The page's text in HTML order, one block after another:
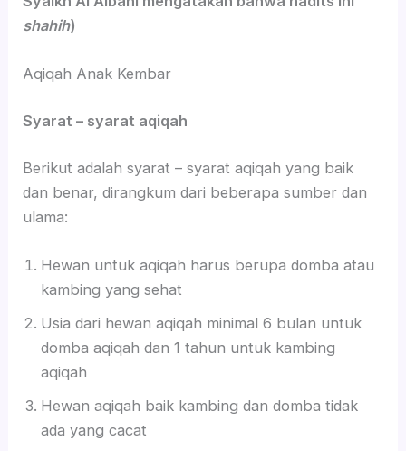
shahih)
Aqiqah Anak Kembar
Syarat – syarat aqiqah
Berikut adalah syarat – syarat aqiqah yang baik
dan benar, dirangkum dari beberapa sumber dan
ulama:
Hewan untuk aqiqah harus berupa domba atau
kambing yang sehat
Usia dari hewan aqiqah minimal 6 bulan untuk
domba aqiqah dan 1 tahun untuk kambing
aqiqah
Hewan aqiqah baik kambing dan domba tidak
ada yang cacat